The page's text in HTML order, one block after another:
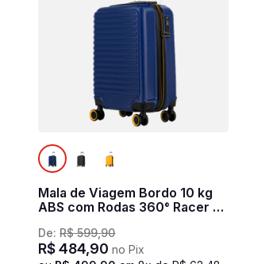
Mala de Viagem Bordo 10 kg
ABS com Rodas 360° Racer -
De:R$ 599,90
R$ 484,90 no Pix